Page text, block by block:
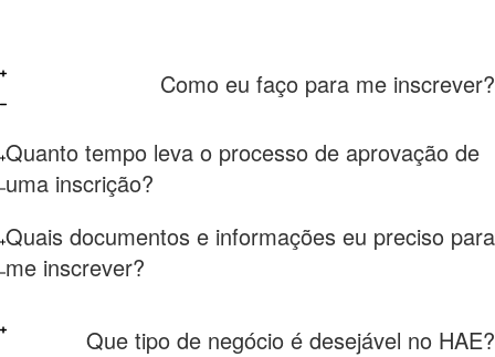
Como eu faço para me inscrever?
Quanto tempo leva o processo de aprovação de
uma inscrição?
Quais documentos e informações eu preciso para
me inscrever?
Que tipo de negócio é desejável no HAE?